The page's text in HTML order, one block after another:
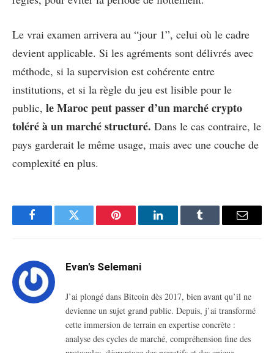
Le vrai examen arrivera au “jour 1”, celui où le cadre
devient applicable. Si les agréments sont délivrés avec
méthode, si la supervision est cohérente entre
institutions, et si la règle du jeu est lisible pour le
public, le Maroc peut passer d’un marché crypto
toléré à un marché structuré. Dans le cas contraire, le
pays garderait le même usage, mais avec une couche de
complexité en plus.
FacebookTwitter Pinterest LinkedInTumblr Email
Evan's Selemani
J’ai plongé dans Bitcoin dès 2017, bien avant qu’il ne
devienne un sujet grand public. Depuis, j’ai transformé
cette immersion de terrain en expertise concrète :
analyse des cycles de marché, compréhension fine des